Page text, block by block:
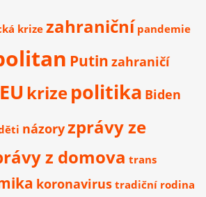
krize zahraniční pandemie
Putin zahraničí
EUkrizepolitika Biden
názoryzprávy ze
z domova trans
koronavirus tradiční rodina